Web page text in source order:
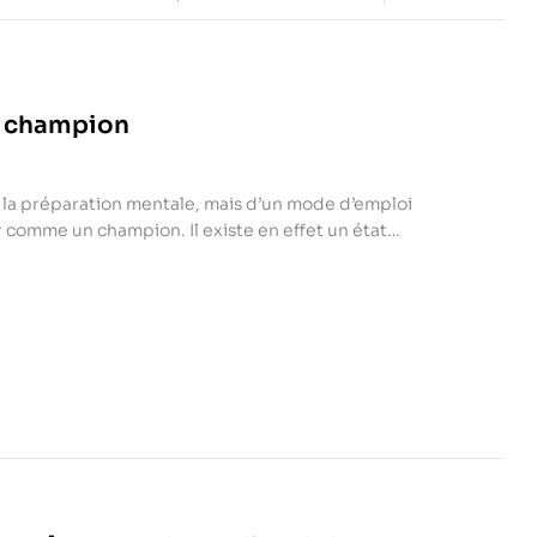
champion
préparation mentale, mais d’un mode d’emploi
un champion. Il existe en effet un état
les joueurs se sentent, à juste titre,